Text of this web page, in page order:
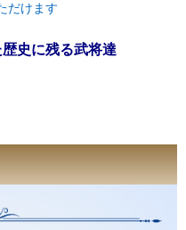
だけます
史に残る武将達